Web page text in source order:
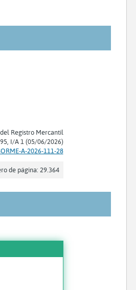
Registro Mercantil
I/A 1 (05/06/2026)
A-2026-111-28
de página: 29.364